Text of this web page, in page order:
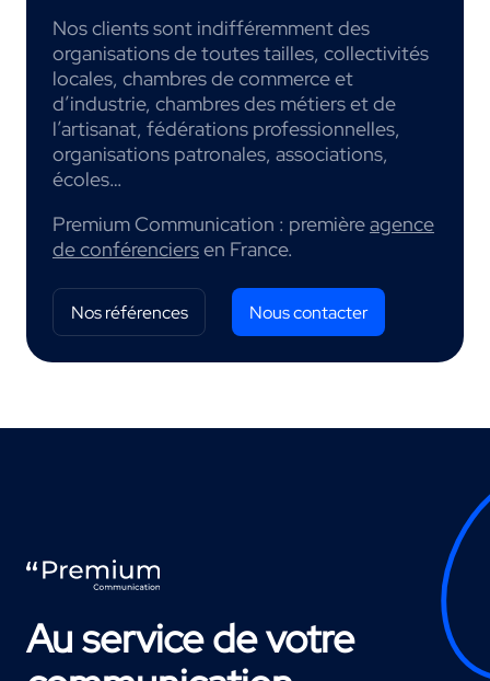
Nos clients sont indifféremment des
organisations de toutes tailles, collectivités
locales, chambres de commerce et
d’industrie, chambres des métiers et de
l’artisanat, fédérations professionnelles,
organisations patronales, associations,
écoles…
Premium Communication : premièreagence
de conférenciersen France.
Nos références Nous contacter
Au service de votre